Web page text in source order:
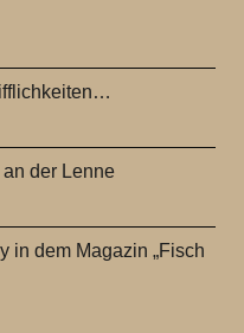
der Lenne
in dem Magazin „Fisch